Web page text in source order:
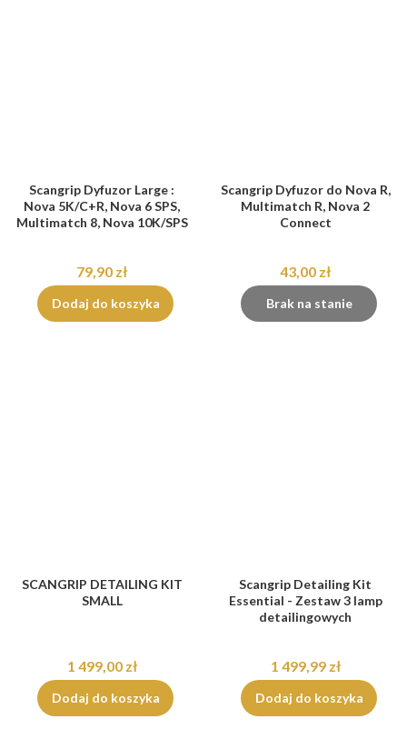
Scangrip Dyfuzor Large :
Nova 5K/C+R, Nova 6 SPS,
Multimatch 8, Nova 10K/SPS
79,90 zł
Dodaj do koszyka
Scangrip Dyfuzor do Nova R,
Multimatch R, Nova 2
Connect
43,00 zł
Brak na stanie
SCANGRIP DETAILING KIT
SMALL
1 499,00 zł
Dodaj do koszyka
Scangrip Detailing Kit
Essential - Zestaw 3 lamp
detailingowych
1 499,99 zł
Dodaj do koszyka